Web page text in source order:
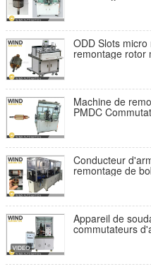
ODD Slots
remontage rotor
Machine de
PMDC
Conducteur
remontage de
Appareil de
commutateurs